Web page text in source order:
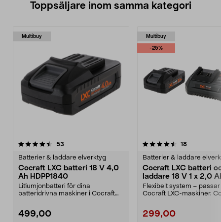
Toppsäljare inom samma kategori
Multibuy
53
Batterier & laddare elverktyg
Cocraft LXC batteri 18 V 4,0
Ah HDPP1840
Litiumjonbatteri för dina
batteridrivna maskiner i Cocraft
499,00
Multibuy
-25%
4.5 av 5 stjärnor 18recensioner
Batterier & laddare
Cocraft LXC batteri
laddare 18 V 1 x 2,0
CBS42
Flexibelt system – passar
Cocraft LXC-maskiner.
299,00
5.0 av 5 stjärnor